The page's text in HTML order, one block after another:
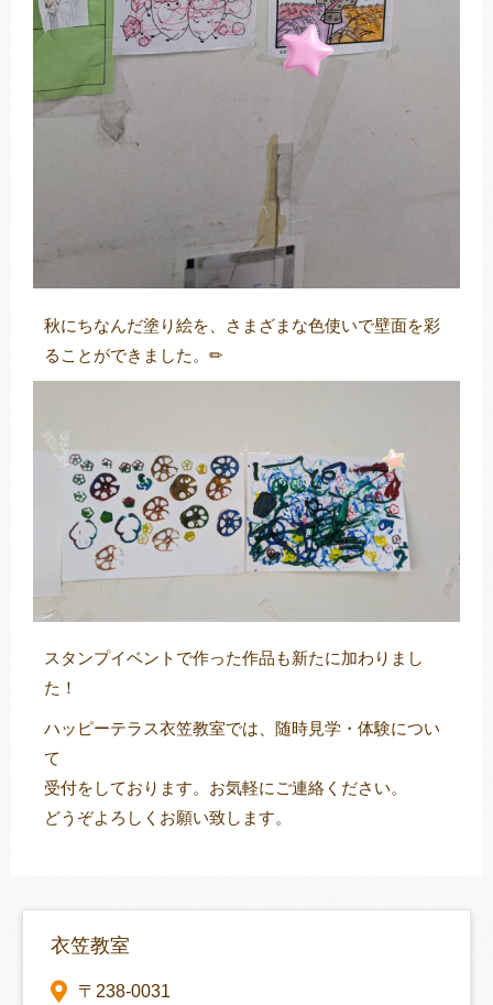
秋にちなんだ塗り絵を、さまざまな色使いで壁面を彩
ることができました。✏
スタンプイベントで作った作品も新たに加わりまし
た！
ハッピーテラス衣笠教室では、随時見学・体験につい
て
受付をしております。お気軽にご連絡ください。
どうぞよろしくお願い致します。
衣笠教室
〒238-0031